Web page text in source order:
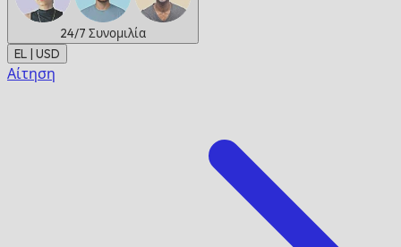
24/7 Συνομιλία
EL | USD
Αίτηση